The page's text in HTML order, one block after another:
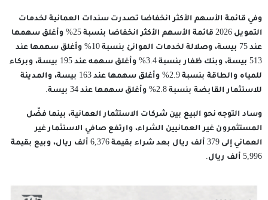
وفي قائمة الأسهم الأكثر انخفاضا تصدرت سندات العمانية لخدمات
التمويل 2026 قائمة الأسهم الأكثر انخفاضا بنسبة 25% وأغلق سهمها
عند 75 بيسة، وصلالة لخدمات الموانئ بنسبة 10% وأغلق سهمها عند
513 بيسة، وبنك ظفار بنسبة 3.4% وأغلق سهمه عند 195 بيسة، وبركاء
للمياه والطاقة بنسبة 2.9% وأغلق سهمها عند 163 بيسة، والمدينة
للاستثمار القابضة بنسبة 2.8% وأغلق سهمها عند 34 بيسة.
وساد التوجه نحو البيع بين شركات الاستثمار العمانية، بينما فضّل
المستثمرون غير العمانيين الشراء، وارتفع صافي الاستثمار غير
العماني إلى 379 ألف ريال بعد شراء بقيمة 6,376 ألف ريال، وبيع بقيمة
5,996 ألف ريال.